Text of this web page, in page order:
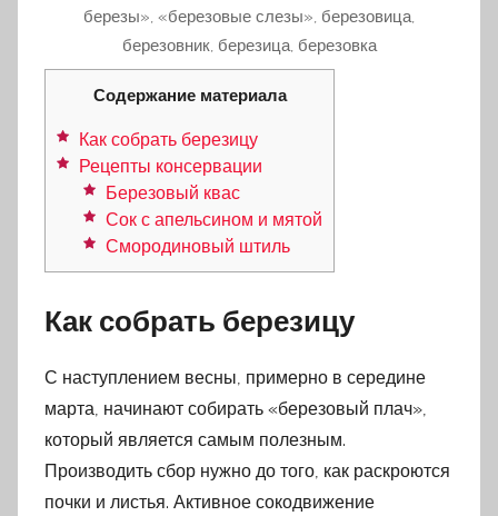
березы», «березовые слезы», березовица,
березовник, березица, березовка
Содержание материала
Как собрать березицу
Рецепты консервации
Березовый квас
Сок с апельсином и мятой
Смородиновый штиль
Как собрать березицу
С наступлением весны, примерно в середине
марта, начинают собирать «березовый плач»,
который является самым полезным.
Производить сбор нужно до того, как раскроются
почки и листья. Активное сокодвижение